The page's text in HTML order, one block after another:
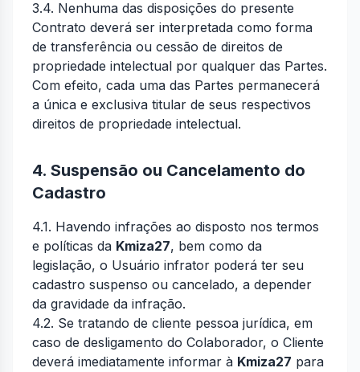
3.4. Nenhuma das disposições do presente
Contrato deverá ser interpretada como forma
de transferência ou cessão de direitos de
propriedade intelectual por qualquer das Partes.
Com efeito, cada uma das Partes permanecerá
a única e exclusiva titular de seus respectivos
direitos de propriedade intelectual.
4. Suspensão ou Cancelamento do
Cadastro
4.1. Havendo infrações ao disposto nos termos
e políticas da Kmiza27, bem como da
legislação, o Usuário infrator poderá ter seu
cadastro suspenso ou cancelado, a depender
da gravidade da infração.
4.2. Se tratando de cliente pessoa jurídica, em
caso de desligamento do Colaborador, o Cliente
deverá imediatamente informar à Kmiza27 para